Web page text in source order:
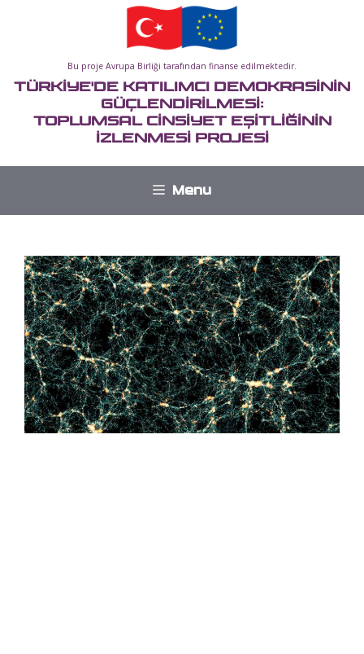
Bu proje Avrupa Birliği tarafından finanse edilmektedir.
TÜRKİYE'DE KATILIMCI DEMOKRASİNİN
GÜÇLENDİRİLMESİ:
TOPLUMSAL CİNSİYET EŞİTLİĞİNİN
İZLENMESİ PROJESİ
Menu